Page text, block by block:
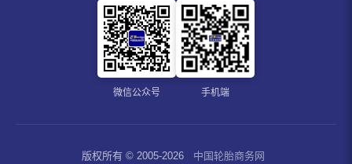
微信公众号 手机端
版权所有 © 2005-2026 中国轮胎商务网